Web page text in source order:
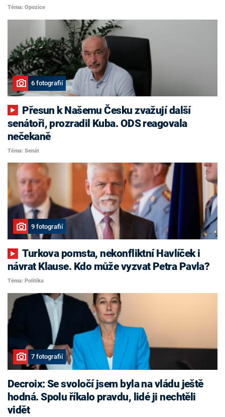
Téma: Opozice
6 fotografií
senátoři, prozradil Kuba. ODS reagovala
nečekaně
Téma: Senát
9 fotografií
Turkova pomsta, nekonfliktní Havlíček i
návrat Klause. Kdo může vyzvat Petra Pavla?
Téma: Politika
7 fotografií
Decroix: Se svoločí jsem byla na vládu ještě
hodná. Spolu říkalo pravdu, lidé ji nechtěli
vidět